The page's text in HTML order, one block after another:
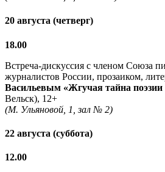
20 августа (четверг)
18.00
Встреча-дискуссия с членом Союза
журналистов России, прозаиком,
Васильевым «Жгучая тайна
Вельск), 12+
(М. Ульяновой, 1, зал № 2)
22 августа (суббота)
12.00